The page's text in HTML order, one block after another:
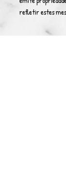
refletir estes